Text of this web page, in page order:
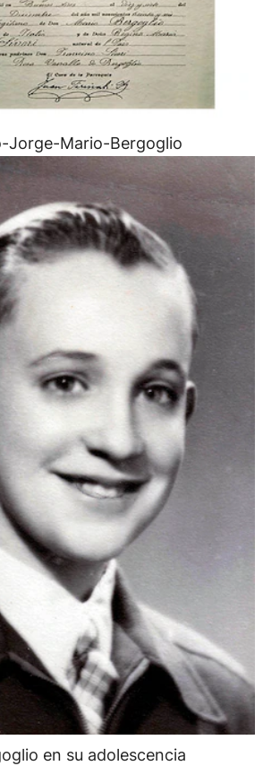
Jorge-Mario-Bergoglio
en su adolescencia